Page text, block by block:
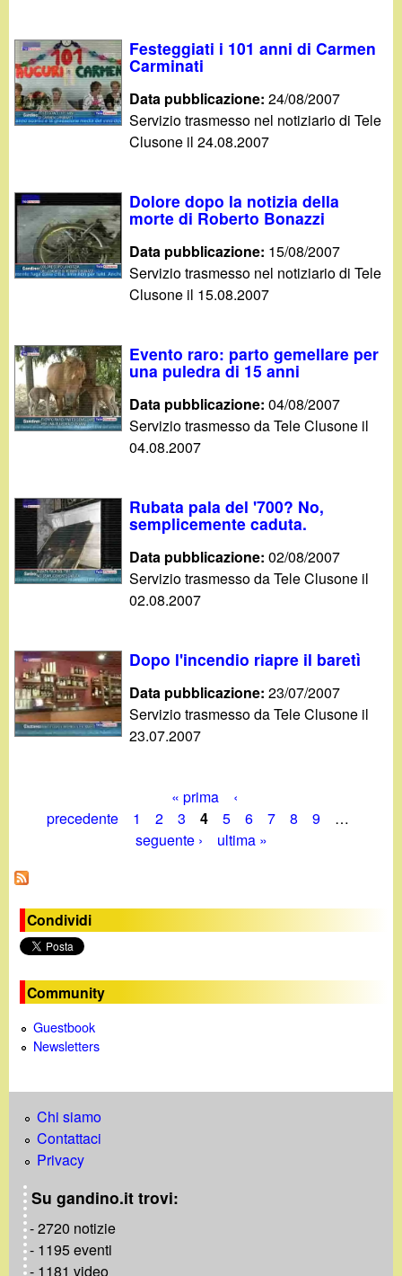
Festeggiati i 101 anni di Carmen
Carminati
Data pubblicazione:24/08/2007
Servizio trasmesso nel notiziario di Tele
Clusone il 24.08.2007
Dolore dopo la notizia della
morte di Roberto Bonazzi
Data pubblicazione: 15/08/2007
Servizio trasmesso nel notiziario di Tele
Clusone il 15.08.2007
Evento raro: parto gemellare per
una puledra di 15 anni
Data pubblicazione:04/08/2007
Servizio trasmesso da Tele Clusone il
04.08.2007
Rubata pala del '700? No,
semplicemente caduta.
Data pubblicazione:02/08/2007
Servizio trasmesso da Tele Clusone il
02.08.2007
Dopo l'incendio riapre il baretì
Data pubblicazione:23/07/2007
Servizio trasmesso da Tele Clusone il
23.07.2007
g
i
n
e
« prima
‹
precedente
1 2 3 4 5 6 7 8 9
…
seguente ›
ultima »
Condividi
Community
Guestbook
Newsletters
Chi siamo
Contattaci
Privacy
Su gandino.it trovi:
- 2720 notizie
- 1195 eventi
- 1181 video